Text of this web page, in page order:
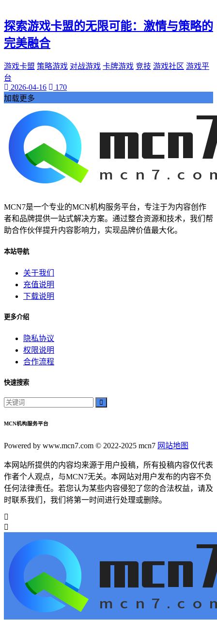
探索游戏卡盟的无限可能：激情与策略的
完美融合
游戏卡盟 策略游戏 对战游戏 卡牌游戏 竞技 游戏社区 游戏平
台
2026-04-16
170
加载更多
MCN7是一个专业的MCN机构服务平台，专注于为内容创作
者和品牌提供一站式解决方案。通过整合资源和技术，我们帮
助合作伙伴提升内容影响力，实现品牌价值最大化。
本站导航
关于我们
充值说明
下载说明
更多介绍
隐私协议
权限说明
合作流程
快速搜索
MCN机构服务平台
Powered by www.mcn7.com © 2022-2025 mcn7 网站地图
本网站所提供的内容均来源于用户投稿，所有投稿内容仅代表
作者个人观点，与MCN7无关。本网站对用户发布的内容不负
任何法律责任。若您认为某些内容侵犯了您的合法权益，请及
时联系我们，我们将第一时间进行处理或删除。